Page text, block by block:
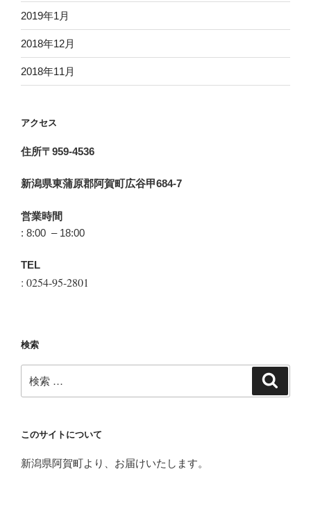
2019年1月
2018年12月
2018年11月
アクセス
住所〒959-4536
新潟県東蒲原郡阿賀町広谷甲684-7
営業時間
: 8:00 – 18:00
TEL
: 0254-95-2801
検索
索:
このサイトについて
新潟県阿賀町より、お届けいたします。